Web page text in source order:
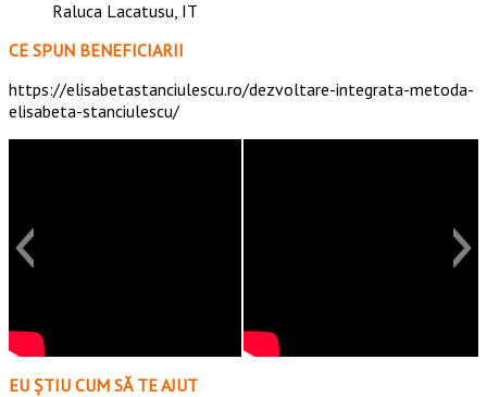
Raluca Lacatusu, IT
CE SPUN BENEFICIARII
https://elisabetastanciulescu.ro/dezvoltare-integrata-metoda-
elisabeta-stanciulescu/
EU ȘTIU CUM SĂ TE AJUT